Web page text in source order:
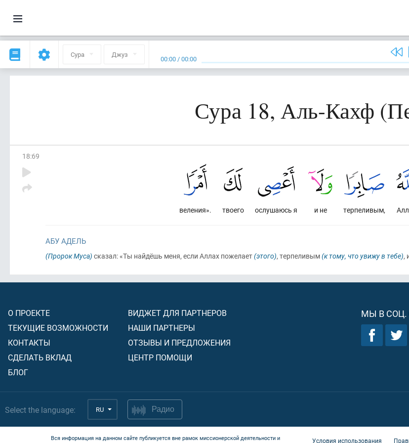
Сура Джуз 00:00 /00:00
Сура 18, Аль-Кахф
18:69
терпеливым,
и не
ослушаюсь я
твоего
веления».
АБУ АДЕЛЬ
(Пророк Муса) сказал: «Ты найдёшь меня, если Аллах пожелает(этого), терпеливым(к тому, что увижу в тебе),
О ПРОЕКТЕ
ТЕКУЩИЕ ВОЗМОЖНОСТИ
КОНТАКТЫ
СДЕЛАТЬ ВКЛАД
БЛОГ
ВИДЖЕТ ДЛЯ ПАРТНЕРОВ
НАШИ ПАРТНЕРЫ
ОТЗЫВЫ И ПРЕДЛОЖЕНИЯ
ЦЕНТР ПОМОЩИ
МЫ В СОЦ.
Select the language: RU Радио
Вся информация на данном сайте публикуется вне рамок миссионерской деятельности и
Условия использования